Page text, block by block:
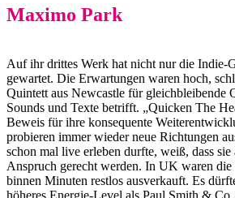
Maximo Park
Auf ihr drittes Werk hat nicht nur die Indie-
gewartet. Die Erwartungen waren hoch,
Quintett aus Newcastle für gleichbleibende
Sounds und Texte betrifft. „Quicken The
Beweis für ihre konsequente
probieren immer wieder neue Richtungen
schon mal live erleben durfte, weiß, dass sie
Anspruch gerecht werden. In UK waren
binnen Minuten restlos ausverkauft. Es